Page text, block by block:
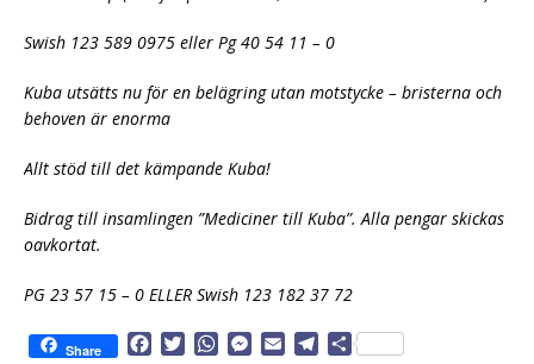
Swish 123 589 0975 eller Pg 40 54 11 – 0
Kuba utsätts nu för en belägring utan motstycke – bristerna och
behoven är enorma
Allt stöd till det kämpande Kuba!
Bidrag till insamlingen ”Mediciner till Kuba”. Alla pengar skickas
oavkortat.
PG 23 57 15 – 0 ELLER Swish 123 182 37 72
Share
W
M
D